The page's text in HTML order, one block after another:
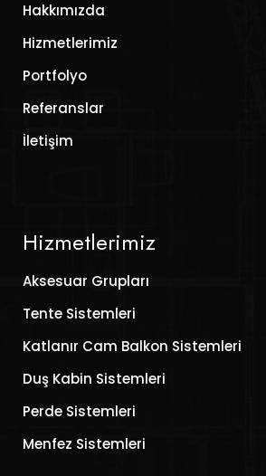
Hakkımızda
Hizmetlerimiz
Portfolyo
Referanslar
İletişim
Hizmetlerimiz
Aksesuar Grupları
Tente Sistemleri
Katlanır Cam Balkon Sistemleri
Duş Kabin Sistemleri
Perde Sistemleri
Menfez Sistemleri